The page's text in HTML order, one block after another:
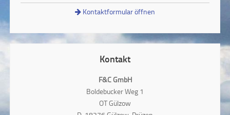
Kontaktformular öffnen
Kontakt
F&C GmbH
Boldebucker Weg 1
OT Gülzow